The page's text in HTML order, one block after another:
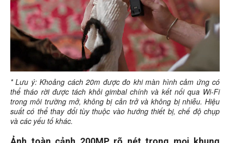
* Lưu ý: Khoảng cách 20m được đo khi màn hình cảm ứng có
thể tháo rời được tách khỏi gimbal chính và kết nối qua Wi-Fi
trong môi trường mở, không bị cản trở và không bị nhiễu. Hiệu
suất có thể thay đổi tùy thuộc vào hướng thiết bị, chế độ chụp
và các yếu tố khác.